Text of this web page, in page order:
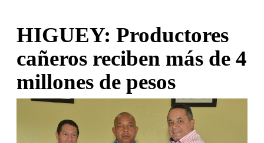
HIGUEY: Productores
cañeros reciben más de 4
millones de pesos